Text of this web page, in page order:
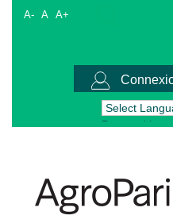
A- A A+
Powered by